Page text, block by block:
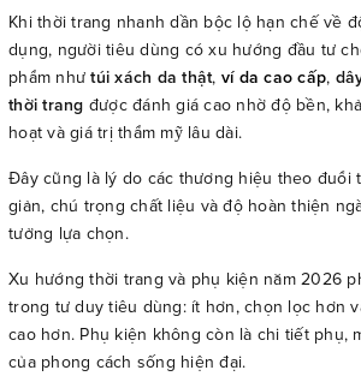
Khi thời trang nhanh dần bộc lộ hạn chế về
dụng, người tiêu dùng có xu hướng đầu tư
phẩm nhưtúi xách da thật, ví da cao cấp,
thời trang được đánh giá cao nhờ độ bền,
hoạt và giá trị thẩm mỹ lâu dài.
Đây cũng là lý do các thương hiệu theo đuổi
giản, chú trọng chất liệu và độ hoàn thiện
tưởng lựa chọn.
Xu hướng thời trang và phụ kiện năm 2026
trong tư duy tiêu dùng: ít hơn, chọn lọc hơn
cao hơn. Phụ kiện không còn là chi tiết phụ,
của phong cách sống hiện đại.